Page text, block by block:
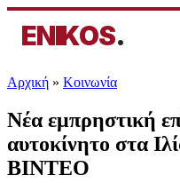
ENIKOS.
Αρχική » Κοινωνία
Νέα εμπρηστική
αυτοκίνητο στα
ΒΙΝΤΕΟ